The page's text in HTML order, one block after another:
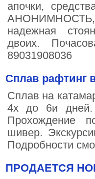
апочки,
АНОНИМНОСТЬ,
надежная
двоих.
89031908036
Сплав рафтинг
Сплав на
4х до 6и дней.
Прохождение
шивер.
Подробности
ПРОДАЕТСЯ